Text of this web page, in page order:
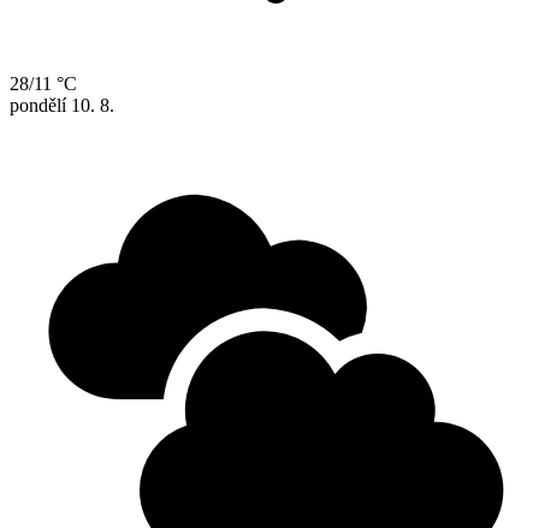
28/11 °C
pondělí 10. 8.